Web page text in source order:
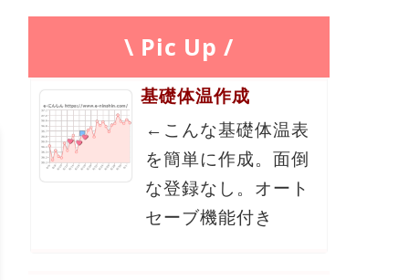
\ Pic Up /
基礎体温作成
←こんな基礎体温表
を簡単に作成。面倒
な登録なし。オート
セーブ機能付き